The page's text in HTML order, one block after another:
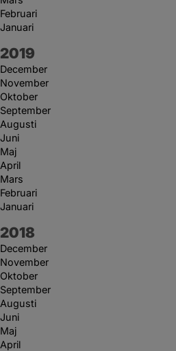
Februari
Januari
År:
2019
December
November
Oktober
September
Augusti
Juni
Maj
April
Mars
Februari
Januari
År:
2018
December
November
Oktober
September
Augusti
Juni
Maj
April